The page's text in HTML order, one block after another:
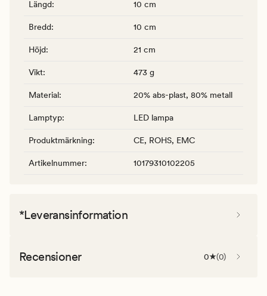
Längd: 10 cm
Bredd: 10 cm
Höjd: 21 cm
Vikt: 473 g
Material: 20% abs-plast, 80% metall
Lamptyp: LED lampa
Produktmärkning: CE, ROHS, EMC
Artikelnummer: 10179310102205
*Leveransinformation
Recensioner 0 (0)